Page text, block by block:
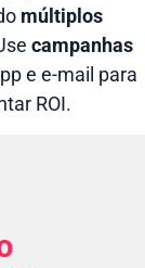
múltiplos
campanhas
e e-mail para
ROI.